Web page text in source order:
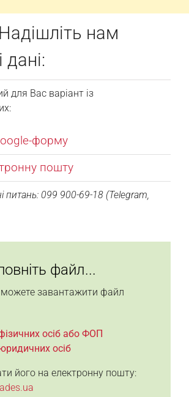
Надішліть нам
дані:
для Вас варіант із
форму
пошту
питань: 099 900-69-18 (Telegram,
файл...
завантажити файл
осіб або ФОП
осіб
його на електронну пошту: